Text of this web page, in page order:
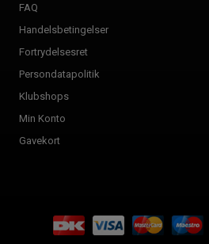
FAQ
Handelsbetingelser
Fortrydelsesret
Persondatapolitik
Klubshops
Min Konto
Gavekort